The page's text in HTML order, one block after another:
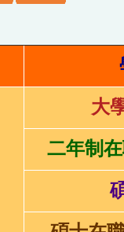
大
二年制